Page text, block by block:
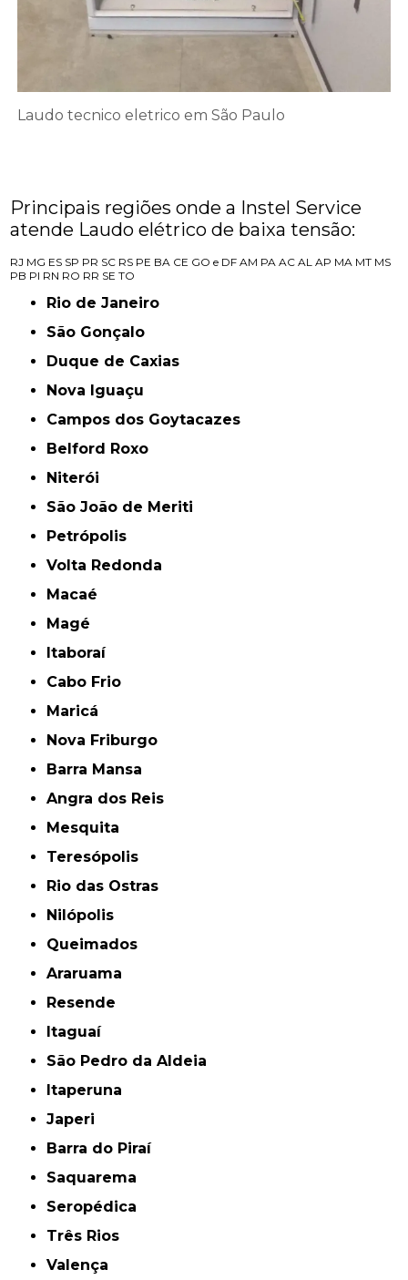
Laudo tecnico eletrico em São Paulo
Principais regiões onde a Instel Service
atende Laudo elétrico de baixa tensão:
RJ MG ES SP PR SC RS PE BA CE GO e DF AM PA AC AL AP MA MT MS
PB PI RN RO RR SE TO
Rio de Janeiro
São Gonçalo
Duque de Caxias
Nova Iguaçu
Campos dos Goytacazes
Belford Roxo
Niterói
São João de Meriti
Petrópolis
Volta Redonda
Macaé
Magé
Itaboraí
Cabo Frio
Maricá
Nova Friburgo
Barra Mansa
Angra dos Reis
Mesquita
Teresópolis
Rio das Ostras
Nilópolis
Queimados
Araruama
Resende
Itaguaí
São Pedro da Aldeia
Itaperuna
Japeri
Barra do Piraí
Saquarema
Seropédica
Três Rios
Valença